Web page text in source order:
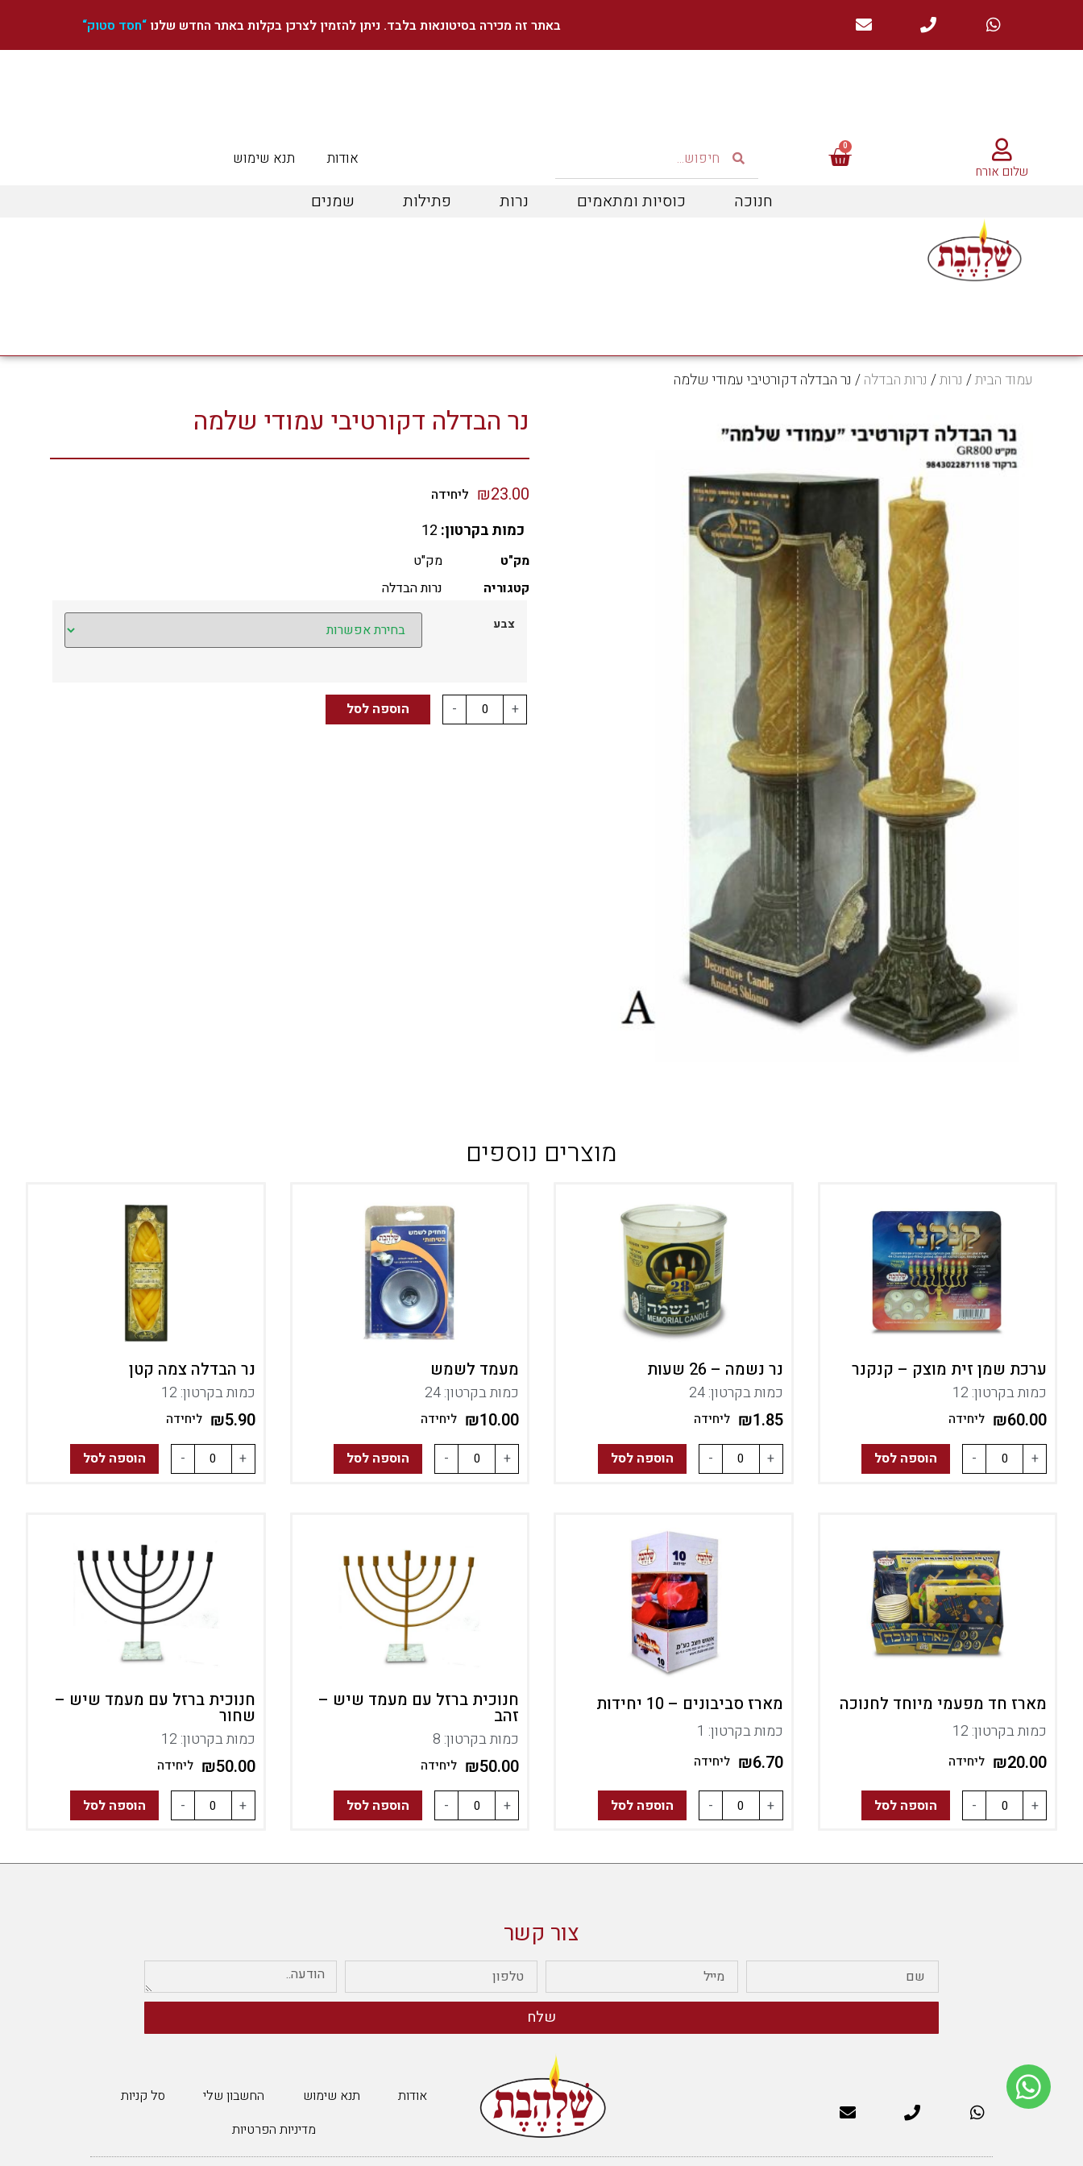
באתר זה מכירה בסיטונאות בלבד. ניתן להזמין לצרכן בקלות באתר החדש שלנו “חסד סטוק“
שלום אורח
אודות תנא שימוש
חנוכה כוסיות ומתאמים נרות פתילות שמנים
עמוד הבית/ נרות/ נרות הבדלה/ נר הבדלה דקורטיבי עמודי שלמה
נר הבדלה דקורטיבי עמודי שלמה
₪23.00 ליחידה
כמות בקרטון: 12
מק"ט
מק"ט
קטגוריה
נרות הבדלה
צבע
- + הוספה לסל
מוצרים נוספים
ערכת שמן זית מוצק – קנקנר
כמות בקרטון: 12
₪60.00 ליחידה
- + הוספה לסל
נר נשמה – 26 שעות
כמות בקרטון: 24
₪1.85 ליחידה
- + הוספה לסל
מעמד לשמש
כמות בקרטון: 24
₪10.00 ליחידה
- + הוספה לסל
נר הבדלה צמה קטן
כמות בקרטון: 12
₪5.90 ליחידה
- + הוספה לסל
מארז חד מפעמי מיוחד לחנוכה
כמות בקרטון: 12
₪20.00 ליחידה
- + הוספה לסל
מארז סביבונים – 10 יחידות
כמות בקרטון: 1
₪6.70 ליחידה
- + הוספה לסל
חנוכית ברזל עם מעמד שיש –
זהב
כמות בקרטון: 8
₪50.00 ליחידה
- + הוספה לסל
חנוכית ברזל עם מעמד שיש –
שחור
כמות בקרטון: 12
₪50.00 ליחידה
- + הוספה לסל
צור קשר
שלח
אודות תנא שימוש החשבון שלי
סל קניות
מדיניות הפרטיות